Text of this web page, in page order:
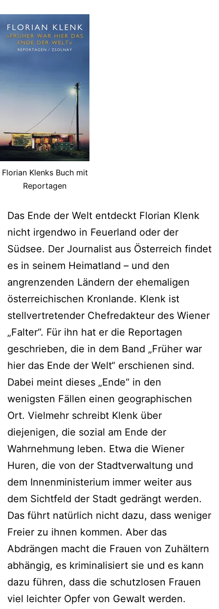
Florian Klenks Buch mit
Reportagen
Das Ende der Welt entdeckt Florian Klenk
nicht irgendwo in Feuerland oder der
Südsee. Der Journalist aus Österreich findet
es in seinem Heimatland – und den
angrenzenden Ländern der ehemaligen
österreichischen Kronlande. Klenk ist
stellvertretender Chefredakteur des Wiener
„Falter“. Für ihn hat er die Reportagen
geschrieben, die in dem Band „Früher war
hier das Ende der Welt“ erschienen sind.
Dabei meint dieses „Ende“ in den
wenigsten Fällen einen geographischen
Ort. Vielmehr schreibt Klenk über
diejenigen, die sozial am Ende der
Wahrnehmung leben. Etwa die Wiener
Huren, die von der Stadtverwaltung und
dem Innenministerium immer weiter aus
dem Sichtfeld der Stadt gedrängt werden.
Das führt natürlich nicht dazu, dass weniger
Freier zu ihnen kommen. Aber das
Abdrängen macht die Frauen von Zuhältern
abhängig, es kriminalisiert sie und es kann
dazu führen, dass die schutzlosen Frauen
viel leichter Opfer von Gewalt werden.